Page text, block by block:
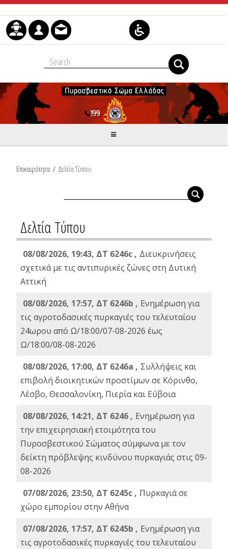
Μετάβαση στο περιεχόμενο
Επικαιρότητα / Δελτία Τύπου
Δελτία Τύπου
08/08/2026, 19:43, ΔT 6246c , Διευκρινήσεις
σχετικά με τις αντιπυρικές ζώνες στη Δυτική
Αττική
08/08/2026, 17:57, ΔΤ 6246b , Ενημέρωση για
τις αγροτοδασικές πυρκαγιές του τελευταίου
24ωρου από Ω/18:00/07-08-2026 έως
Ω/18:00/08-08-2026
08/08/2026, 17:00, ΔΤ 6246a , Συλλήψεις και
επιβολή διοικητικών προστίμων σε Κόρινθο,
Λέσβο, Θεσσαλονίκη, Πιερία και Εύβοια
08/08/2026, 14:21, ΔΤ 6246 , Ενημέρωση για
την επιχειρησιακή ετοιμότητα του
Πυροσβεστικού Σώματος σύμφωνα με τον
δείκτη πρόβλεψης κινδύνου πυρκαγιάς στις 09-
08-2026
07/08/2026, 23:50, ΔΤ 6245c , Πυρκαγιά σε
χώρο εμπορίου στην Αθήνα
07/08/2026, 17:57, ΔΤ 6245b , Ενημέρωση για
τις αγροτοδασικές πυρκαγιές του τελευταίου